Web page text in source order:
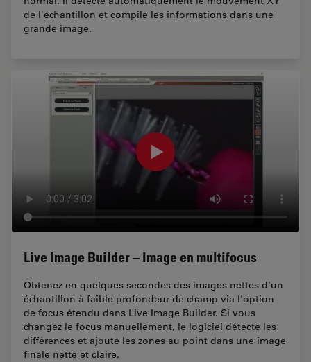
de l'échantillon et compile les informations dans une
grande image.
Live Image Builder – Image en multifocus
Obtenez en quelques secondes des images nettes d'un
échantillon à faible profondeur de champ via l'option
de focus étendu dans Live Image Builder. Si vous
changez le focus manuellement, le logiciel détecte les
différences et ajoute les zones au point dans une image
finale nette et claire.